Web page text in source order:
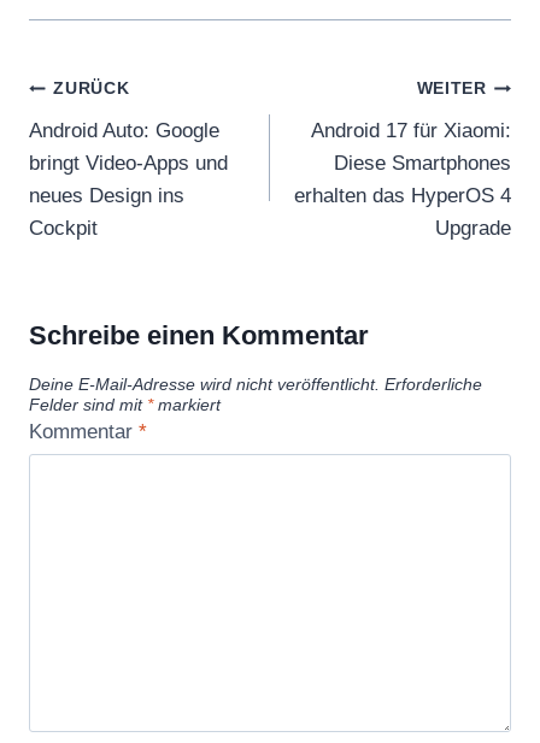
Beitragsnavigation
ZURÜCK
Android Auto: Google
bringt Video-Apps und
neues Design ins
Cockpit
WEITER
Android 17 für Xiaomi:
Diese Smartphones
erhalten das HyperOS 4
Upgrade
Schreibe einen Kommentar
Deine E-Mail-Adresse wird nicht veröffentlicht. Erforderliche
Felder sind mit *markiert
Kommentar *